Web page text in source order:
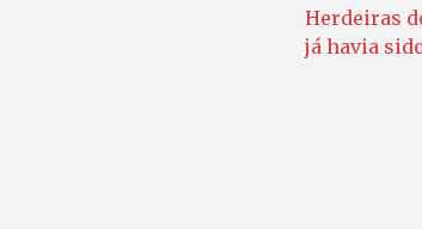
Herdeiras
já havia